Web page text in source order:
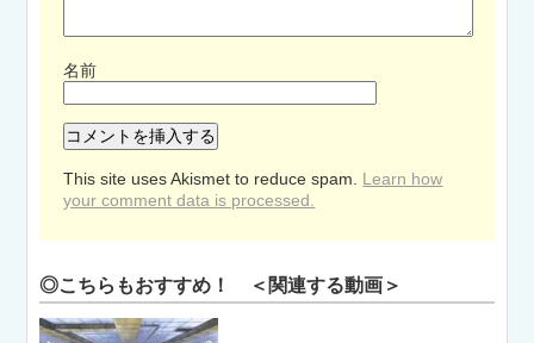
名前
This site uses Akismet to reduce spam. Learn how
your comment data is processed.
◎こちらもおすすめ！ ＜関連する動画＞